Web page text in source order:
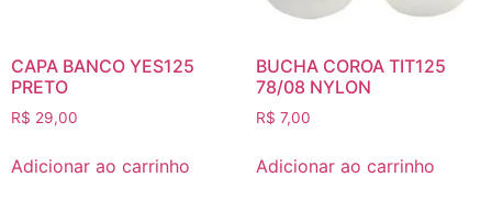
CAPA BANCO YES125
PRETO
R$ 29,00
Adicionar ao carrinho
BUCHA COROA TIT125
78/08 NYLON
R$ 7,00
Adicionar ao carrinho